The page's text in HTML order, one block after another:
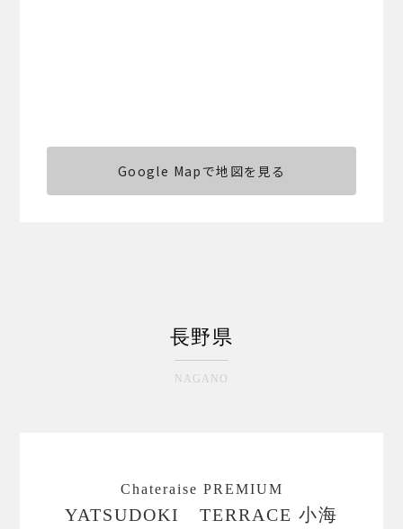
Google Mapで地図を見る
長野県
NAGANO
Chateraise PREMIUM
YATSUDOKI TERRACE 小海